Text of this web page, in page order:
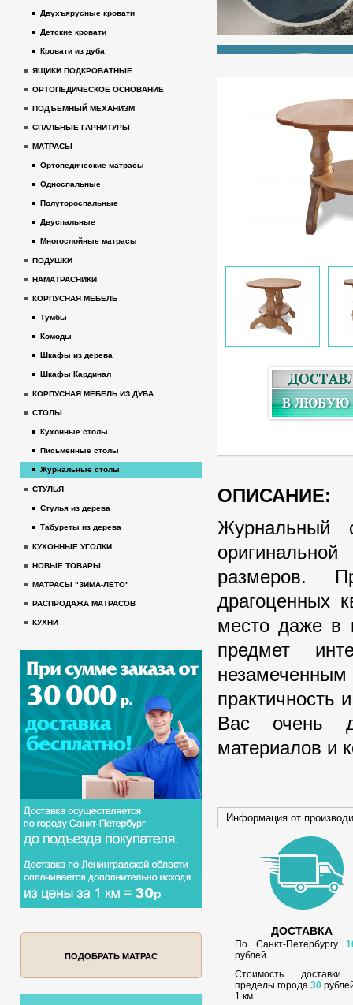
ОПИСАНИЕ:
размеров.
драгоценных
место даже в
предмет
практичность
Вас очень
материалов и
Информация от
ДОСТАВКА
По Санкт-Петербургу
рублей.
Стоимость
пределы города30
1 км.
Двухъярусные кровати
Детские кровати
Кровати из дуба
ЯЩИКИ ПОДКРОВАТНЫЕ
ОРТОПЕДИЧЕСКОЕ ОСНОВАНИЕ
ПОДЪЕМНЫЙ МЕХАНИЗМ
СПАЛЬНЫЕ ГАРНИТУРЫ
МАТРАСЫ
Ортопедические матрасы
Односпальные
Полутороспальные
Двуспальные
Многослойные матрасы
ПОДУШКИ
НАМАТРАСНИКИ
КОРПУСНАЯ МЕБЕЛЬ
Тумбы
Комоды
Шкафы из дерева
Шкафы Кардинал
КОРПУСНАЯ МЕБЕЛЬ ИЗ ДУБА
СТОЛЫ
Кухонные столы
Письменные столы
Журнальные столы
СТУЛЬЯ
Стулья из дерева
Табуреты из дерева
КУХОННЫЕ УГОЛКИ
НОВЫЕ ТОВАРЫ
МАТРАСЫ "ЗИМА-ЛЕТО"
РАСПРОДАЖА МАТРАСОВ
КУХНИ
ПОДОБРАТЬ МАТРАС